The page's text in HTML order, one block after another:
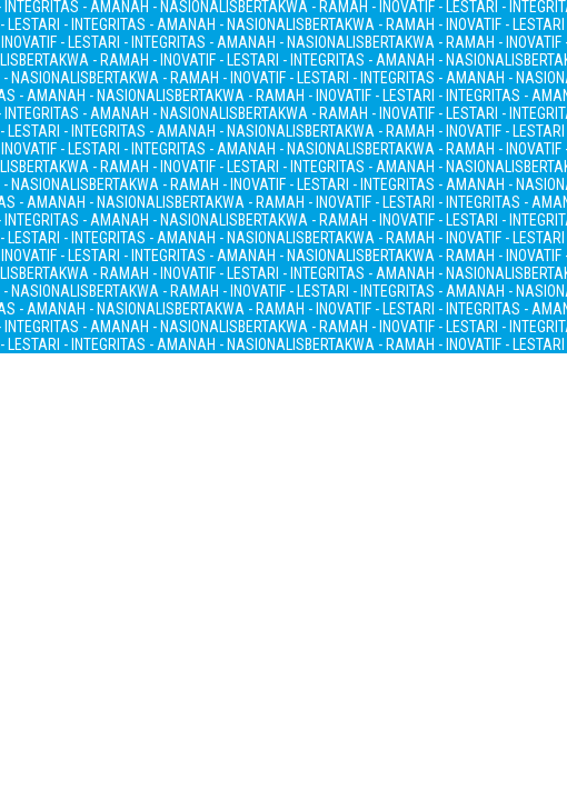
INTEGRITAS - AMANAH - NASIONALISBERTAKWA - RAMAH - INOVATIF - LESTARI -
LESTARI - INTEGRITAS - AMANAH - NASIONALISBERTAKWA - RAMAH - INOVATIF -
- LESTARI - INTEGRITAS - AMANAH - NASIONALISBERTAKWA - RAMAH -
BERTAKWA - RAMAH - INOVATIF - LESTARI - INTEGRITAS - AMANAH - NASIONALIS
NASIONALISBERTAKWA - RAMAH - INOVATIF - LESTARI - INTEGRITAS - AMANAH -
- AMANAH - NASIONALISBERTAKWA - RAMAH - INOVATIF - LESTARI - INTEGRITAS -
INTEGRITAS - AMANAH - NASIONALISBERTAKWA - RAMAH - INOVATIF - LESTARI -
LESTARI - INTEGRITAS - AMANAH - NASIONALISBERTAKWA - RAMAH - INOVATIF -
- LESTARI - INTEGRITAS - AMANAH - NASIONALISBERTAKWA - RAMAH -
BERTAKWA - RAMAH - INOVATIF - LESTARI - INTEGRITAS - AMANAH - NASIONALIS
NASIONALISBERTAKWA - RAMAH - INOVATIF - LESTARI - INTEGRITAS - AMANAH -
- AMANAH - NASIONALISBERTAKWA - RAMAH - INOVATIF - LESTARI - INTEGRITAS -
INTEGRITAS - AMANAH - NASIONALISBERTAKWA - RAMAH - INOVATIF - LESTARI -
LESTARI - INTEGRITAS - AMANAH - NASIONALISBERTAKWA - RAMAH - INOVATIF -
- LESTARI - INTEGRITAS - AMANAH - NASIONALISBERTAKWA - RAMAH -
BERTAKWA - RAMAH - INOVATIF - LESTARI - INTEGRITAS - AMANAH - NASIONALIS
NASIONALISBERTAKWA - RAMAH - INOVATIF - LESTARI - INTEGRITAS - AMANAH -
- AMANAH - NASIONALISBERTAKWA - RAMAH - INOVATIF - LESTARI - INTEGRITAS -
INTEGRITAS - AMANAH - NASIONALISBERTAKWA - RAMAH - INOVATIF - LESTARI -
LESTARI - INTEGRITAS - AMANAH - NASIONALISBERTAKWA - RAMAH - INOVATIF -